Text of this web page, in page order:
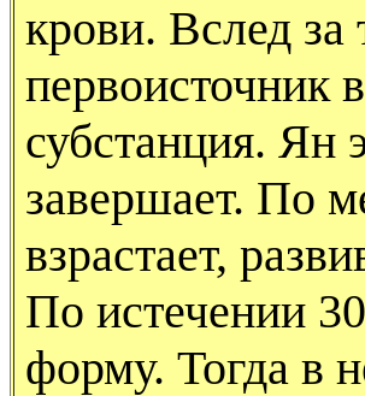
крови. Вслед за
первоисточник
субстанция. Ян
завершает. По
взрастает,
По истечении
форму. Тогда в